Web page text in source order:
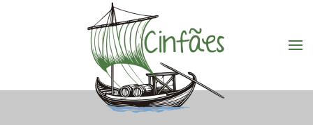
Saltar para o conteúdo principal